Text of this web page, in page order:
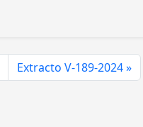
Extracto V-189-2024